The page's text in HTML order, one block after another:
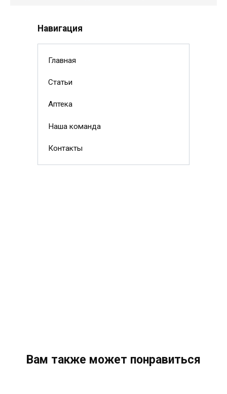
Навигация
Главная
Статьи
Аптека
Наша команда
Контакты
Вам также может понравиться